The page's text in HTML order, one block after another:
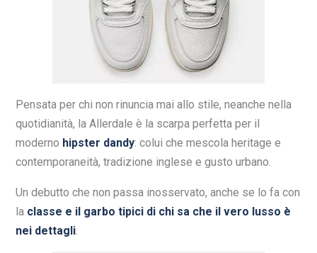
Pensata per chi non rinuncia mai allo stile, neanche nella
quotidianità, la Allerdale è la scarpa perfetta per il
moderno hipster dandy: colui che mescola heritage e
contemporaneità, tradizione inglese e gusto urbano.
Un debutto che non passa inosservato, anche se lo fa con
la classe e il garbo tipici di chi sa che il vero lusso è
nei dettagli.